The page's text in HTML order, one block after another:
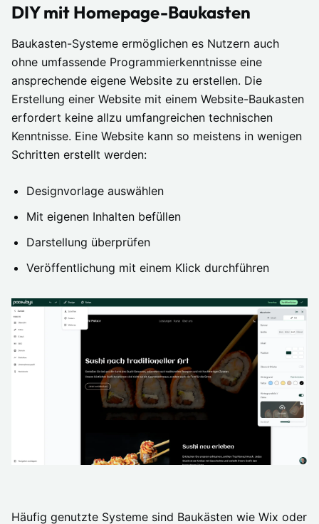
DIY mit Homepage-Baukasten
Baukasten-Systeme ermöglichen es Nutzern auch
ohne umfassende Programmierkenntnisse eine
ansprechende eigene Website zu erstellen. Die
Erstellung einer Website mit einem Website-Baukasten
erfordert keine allzu umfangreichen technischen
Kenntnisse. Eine Website kann so meistens in wenigen
Schritten erstellt werden:
Designvorlage auswählen
Mit eigenen Inhalten befüllen
Darstellung überprüfen
Veröffentlichung mit einem Klick durchführen
Häufig genutzte Systeme sind Baukästen wie Wix oder